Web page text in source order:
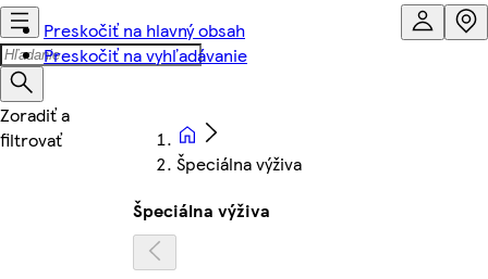
Preskočiť na hlavný obsah
Preskočiť na vyhľadávanie
Špeciálna výživa
Špeciálna výživa